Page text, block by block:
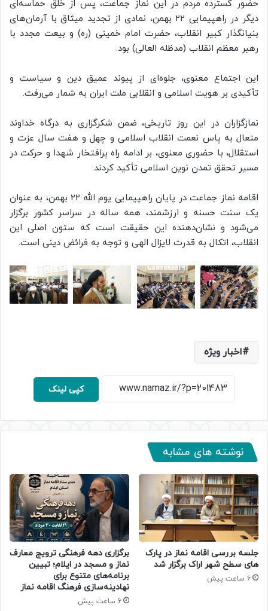
حضور گسترده مردم در این نماز جماعت، پس از خلق حماسه‌ای
دیگر در راهپیمایی ۲۲ بهمن، نمادی از تجدید میثاق با آرمان‌های
بنیانگذار کبیر انقلاب، حضرت امام خمینی (ره) و بیعت مجدد با
رهبر معظم انقلاب (مدظله العالی) بود.
این اجتماع معنوی، جلوه‌ای از پیوند عمیق دین و سیاست و
تأکیدی بر هویت اسلامی و انقلابی ملت ایران به شمار می‌رفت.
نمازگزاران در این روز تاریخی، ضمن شکرگزاری به درگاه خداوند
متعال به پاس نعمت انقلاب اسلامی و چهل و هفت سال عزت و
استقلال، با حضوری معنوی، بر ادامه راه پرافتخار شهدا و حرکت در
مسیر تحقق تمدن نوین اسلامی تأکید کردند.
اقامه نماز جماعت در پایان راهپیمایی یوم الله ۲۲ بهمن، به عنوان
یک سنت حسنه و ارزشمند، همه ساله در سراسر کشور برگزار
می‌شود و نشان‌دهنده این حقیقت است که ستون اصلی این
انقلاب، اتکال به قدرت لایزال الهی و توجه به فرائض دینی است.
اخبار ویژه
کپی لینک
نوشته های مشابه
جلسه بررسی اقامه نماز در پارک
های سطح شهر اراک برگزار شد
6 ساعت پیش
برگزاری دهه فرهنگی ترویج معارف
نماز و مسجد در ایلام؛ تبیین
برنامه‌های متنوع برای
نهادینه‌سازی فرهنگ اقامه نماز
6 ساعت پیش